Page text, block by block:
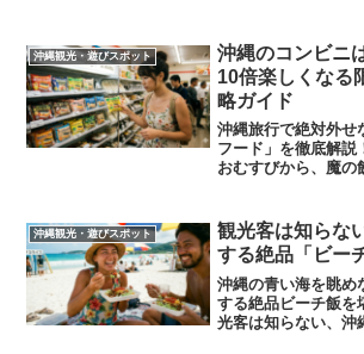
間帯や、完全に屋内
かりゆし水族館」、
カルカフェまで、雨
満喫できる最強スポ
連れ旅行でも安心の
底解説。読めば「雨
かった！」に変わり
沖縄観光・遊びスポット
沖縄のコンビニ
10倍楽しくなる
略ガイド
沖縄旅行で絶対外せ
フード」を徹底解説
おむすびから、魔の
軽に楽しめる、沖縄
をブログ形式でお届
沖縄観光・遊びスポット
観光客は知らな
する絶品「ビー
沖縄の青い海を眺め
する絶品ビーチ飯を
光客は知らない、沖